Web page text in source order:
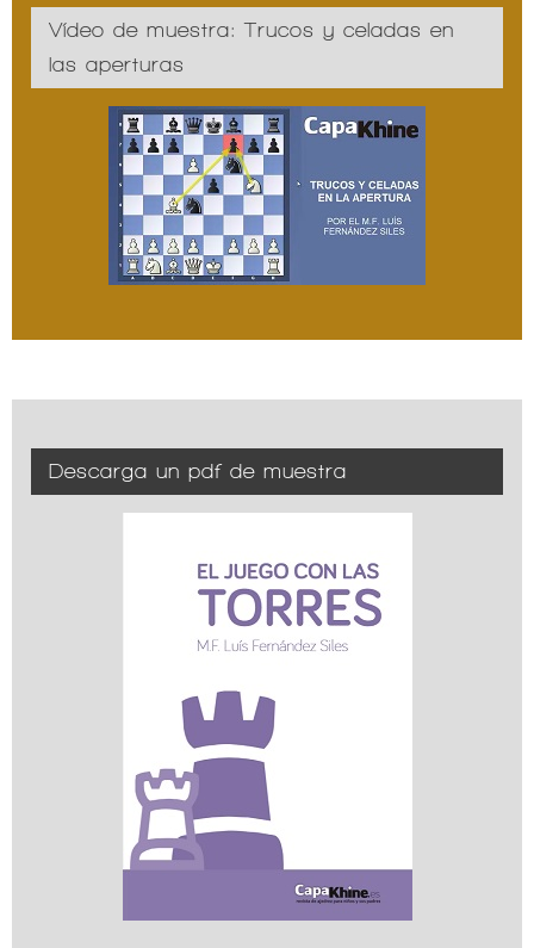
Vídeo de muestra: Trucos y celadas en
las aperturas
Descarga un pdf de muestra